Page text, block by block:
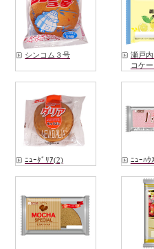
シンコム３号
瀬戸
コケ
ﾆｭｰﾀﾞﾘｱ(2) ﾆｭｰﾊｳ